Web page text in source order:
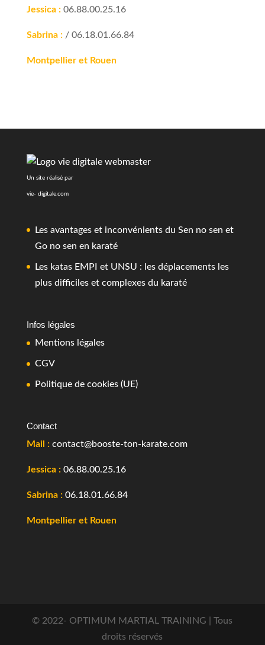
Jessica : 06.88.00.25.16
Sabrina : / 06.18.01.66.84
Montpellier et Rouen
Un site réalisé par
vie- digitale.com
Les avantages et inconvénients du Sen no sen et
Go no sen en karaté
Les katas EMPI et UNSU : les déplacements les
plus difficiles et complexes du karaté
Infos légales
Mentions légales
CGV
Politique de cookies (UE)
Contact
Mail : contact@booste-ton-karate.com
Jessica : 06.88.00.25.16
Sabrina : 06.18.01.66.84
Montpellier et Rouen
© 2022- OPTIMUM MARTIAL TRAINING | Tous
droits réservés